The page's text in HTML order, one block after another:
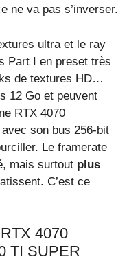
ne va pas s’inverser.
ultra et le ray
Part I en preset très
de textures HD…
12 Go et peuvent
RTX 4070
son bus 256-bit
Le framerate
mais surtout plus
C’est ce
4070
TI SUPER